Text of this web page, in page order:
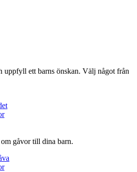
uppfyll ett barns önskan. Välj något från
gåvor till dina barn.